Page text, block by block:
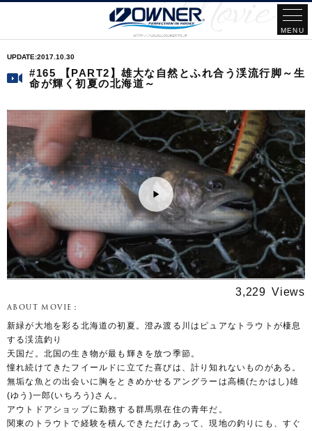
2017.10.30
#165 【PART2】雄大な自然とふれ合う渓流行脚～生
命が輝く初夏の北海道～
3,229
ABOUT MOVIE：
新緑が大地を彩る北海道の初夏。澄み渡る川はピュアなトラウトが棲息
する渓流釣り
天国だ。北国の生き物が最も輝きを放つ季節。
憧れ続けてきたフイールドに立てた喜びは、計り知れないものがある。
無垢な魚との出会いに胸をときめかせるアングラーは高橋(たかはし)雄
(ゆう)一郎(いちろう)さん。
アウトドアショップに勤務する群馬県在住の青年だ。
関東のトラウトで経験を積んできただけあって、現地の釣りにも、すぐ